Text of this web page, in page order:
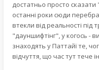
достатньо просто сказати
останні роки сюди
втекли від реальності під
"дауншифтінг", у когось -
знаходять у Паттайї те,
відчуття, що час тут тече